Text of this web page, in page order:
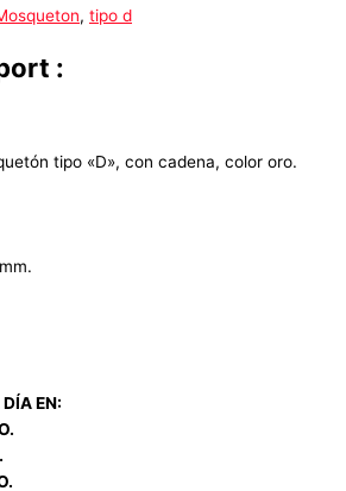
, tipo d
:
tipo «D», con cadena, color oro.
EN: